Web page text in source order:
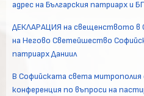
адрес на Българския патриарх и
ДЕКЛАРАЦИЯ на свещенството в
на Негово Светейшество
патриарх Даниил
В Софийската света митрополия
конференция по въпроси на